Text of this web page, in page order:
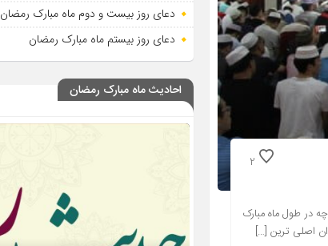
2
در طول ماه مبارک
اصلی ترین […]
دعای روز بیست و دوم ماه مبارک رمضان
دعای روز بیستم ماه مبارک رمضان
احادیث ماه مبارک رمضان